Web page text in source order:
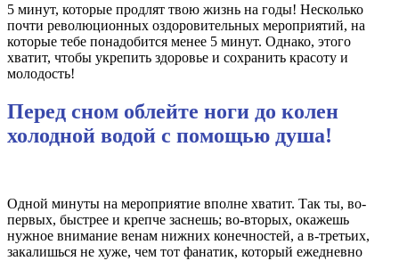
5 минут, которые продлят твою жизнь на годы! Несколько
почти революционных оздоровительных мероприятий, на
которые тебе понадобится менее 5 минут. Однако, этого
хватит, чтобы укрепить здоровье и сохранить красоту и
молодость!
Перед сном облейте ноги до колен
холодной водой с помощью душа!
Одной минуты на мероприятие вполне хватит. Так ты, во-
первых, быстрее и крепче заснешь; во-вторых, окажешь
нужное внимание венам нижних конечностей, а в-третьих,
закалишься не хуже, чем тот фанатик, который ежедневно